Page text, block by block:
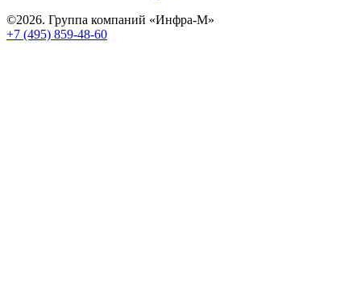
©2026. Группа компаний «Инфра-М»
+7 (495) 859-48-60